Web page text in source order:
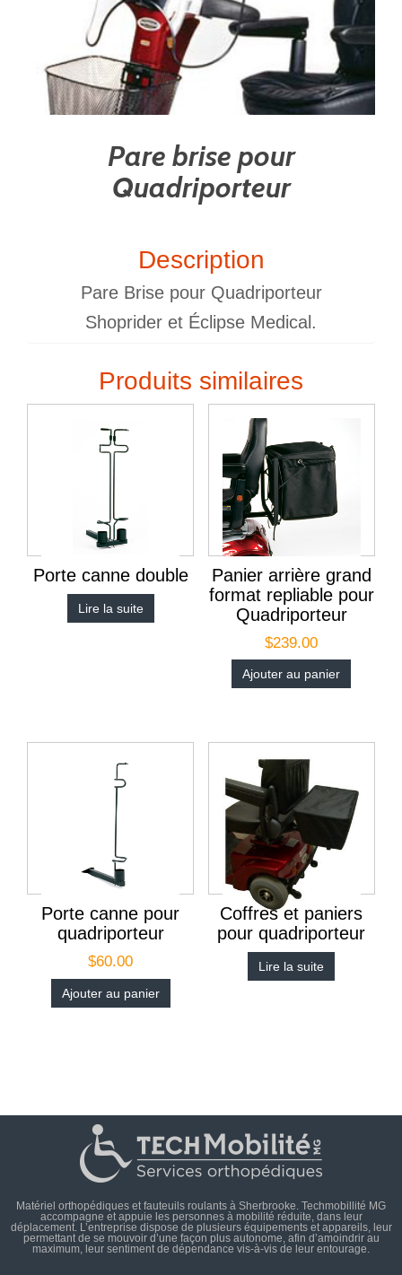
Pare brise pour
Quadriporteur
Description
Pare Brise pour Quadriporteur
Shoprider et Éclipse Medical.
Produits similaires
Porte canne double
Lire la suite
Panier arrière grand
format repliable pour
Quadriporteur
$239.00
Ajouter au panier
Porte canne pour
quadriporteur
$60.00
Ajouter au panier
Coffres et paniers
pour quadriporteur
Lire la suite
Matériel orthopédiques et fauteuils roulants à Sherbrooke. Techmobillité MG
accompagne et appuie les personnes à mobilité réduite, dans leur
déplacement. L’entreprise dispose de plusieurs équipements et appareils, leur
permettant de se mouvoir d’une façon plus autonome, afin d’amoindrir au
maximum, leur sentiment de dépendance vis-à-vis de leur entourage.